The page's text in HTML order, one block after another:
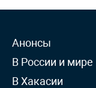
Анонсы
В России и мире
В Хакасии